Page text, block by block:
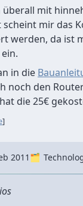
überall mit
mir das
werden, da ist
in die
noch den
die 25€
]
2011